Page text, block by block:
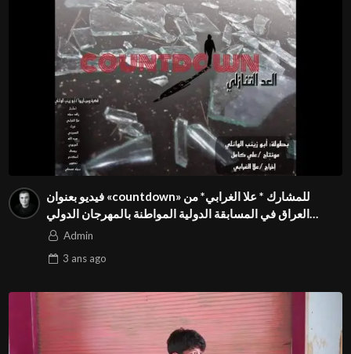
فيديو بعنوان «countdown» للمشارك * علا الغرابي* من
العراق في المسابقة الدولية المواطنة بالمهرجان الدولي
Season3 FIVS
Admin
3 ansago